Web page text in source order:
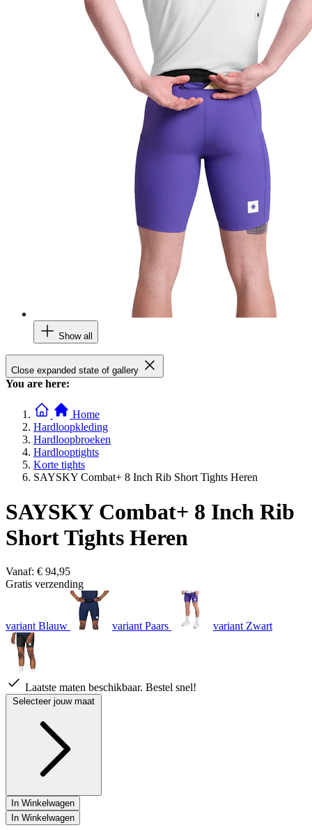
Show all
Close expanded state of gallery
You are here:
Home
Hardloopkleding
Hardloopbroeken
Hardlooptights
Korte tights
SAYSKY Combat+ 8 Inch Rib Short Tights Heren
SAYSKY Combat+ 8 Inch Rib
Short Tights Heren
Vanaf: € 94,95
Gratis verzending
variant Blauw variant Paars variant Zwart
Laatste maten beschikbaar. Bestel snel!
Selecteer jouw maat
In Winkelwagen
In Winkelwagen